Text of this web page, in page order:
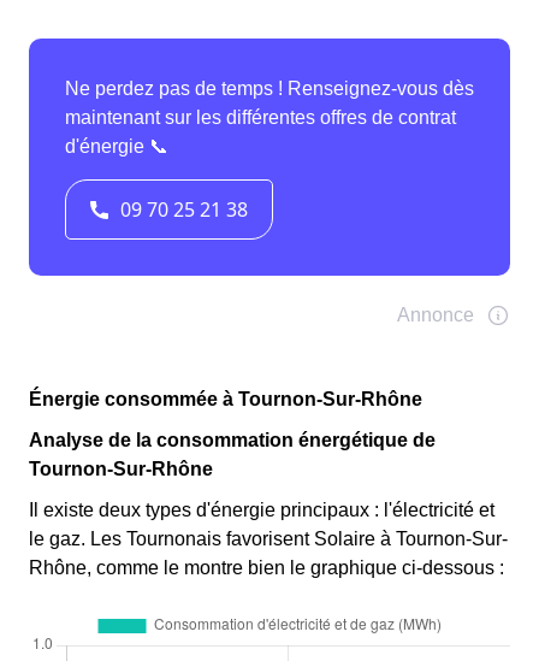
Énergie consommée à Tournon-Sur-Rhône
Analyse de la consommation énergétique de
Tournon-Sur-Rhône
Il existe deux types d'énergie principaux : l'électricité et
le gaz. Les Tournonais favorisent Solaire à Tournon-Sur-
Rhône, comme le montre bien le graphique ci-dessous :